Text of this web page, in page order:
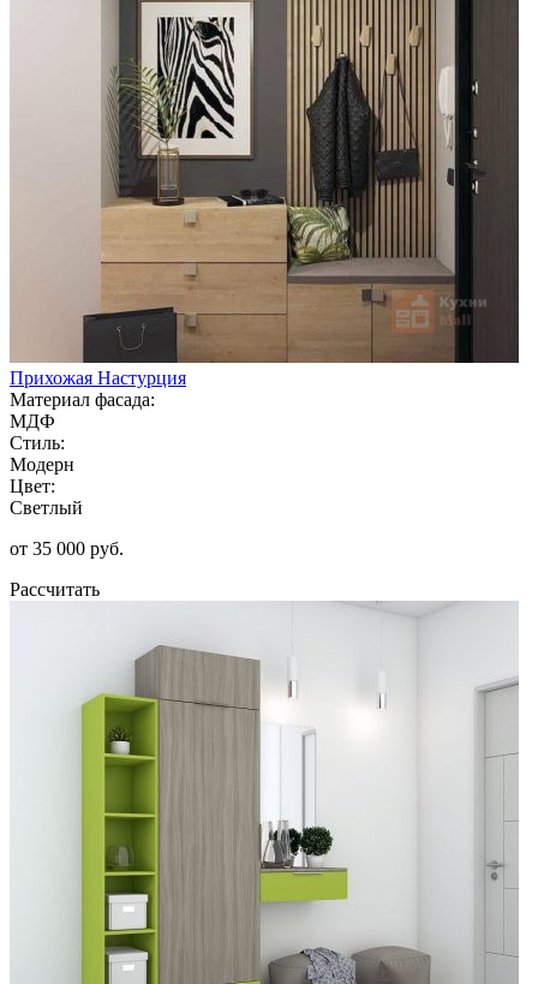
Прихожая Настурция
Материал фасада:
МДФ
Стиль:
Модерн
Цвет:
Светлый
от 35 000 руб.
Рассчитать